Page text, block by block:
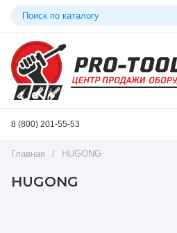
8 (800) 201-55-53
Главная / HUGONG
HUGONG